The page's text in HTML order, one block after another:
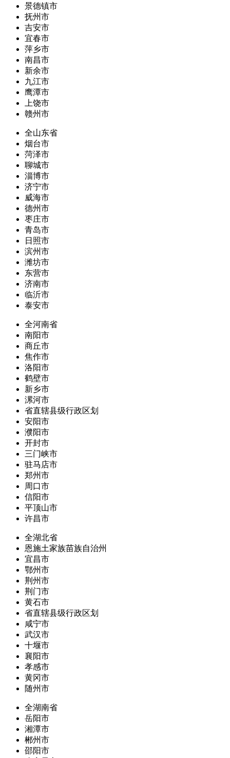
景德镇市
抚州市
吉安市
宜春市
萍乡市
南昌市
新余市
九江市
鹰潭市
上饶市
赣州市
全山东省
烟台市
菏泽市
聊城市
淄博市
济宁市
威海市
德州市
枣庄市
青岛市
日照市
滨州市
潍坊市
东营市
济南市
临沂市
泰安市
全河南省
南阳市
商丘市
焦作市
洛阳市
鹤壁市
新乡市
漯河市
省直辖县级行政区划
安阳市
濮阳市
开封市
三门峡市
驻马店市
郑州市
周口市
信阳市
平顶山市
许昌市
全湖北省
恩施土家族苗族自治州
宜昌市
鄂州市
荆州市
荆门市
黄石市
省直辖县级行政区划
咸宁市
武汉市
十堰市
襄阳市
孝感市
黄冈市
随州市
全湖南省
岳阳市
湘潭市
郴州市
邵阳市